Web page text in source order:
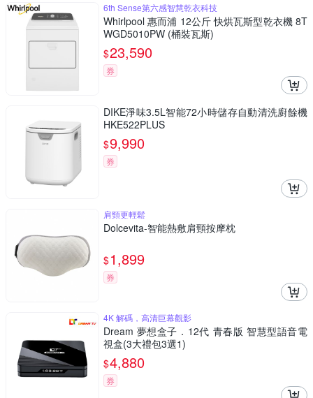
6th Sense第六感智慧乾衣科技
Whirlpool 惠而浦 12公斤 快烘瓦斯型乾衣機 8T
WGD5010PW (桶裝瓦斯)
$23,590
券
DIKE淨味3.5L智能72小時儲存自動清洗廚餘機
HKE522PLUS
$9,990
券
肩頸更輕鬆
Dolcevita-智能熱敷肩頸按摩枕
$1,899
券
4K 解碼，高清巨幕觀影
Dream 夢想盒子．12代 青春版 智慧型語音電
視盒(3大禮包3選1)
$4,880
券